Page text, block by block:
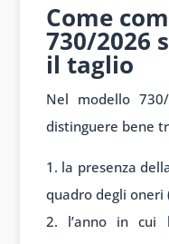
Come
730/2026
il taglio
Nel modello
distinguere bene
la presenza
quadro degli oneri
l’anno in cui